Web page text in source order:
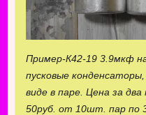
Пример-К42-19 3.9мкф
пусковые
виде в паре. Цена за
50руб. от 10шт. пар по